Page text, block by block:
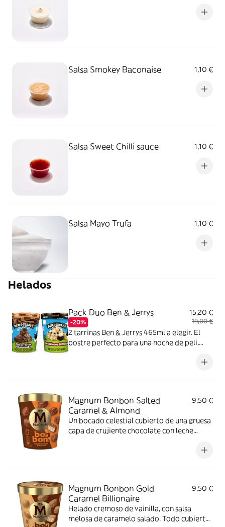
Salsa Smokey Baconaise 1,10 €
Salsa Sweet Chilli sauce 1,10 €
Salsa Mayo Trufa 1,10 €
Helados
Pack Duo Ben & Jerrys
-20%
15,20 €
19,00 €
2 tarrinas Ben & Jerrys 465ml a elegir. El
postre perfecto para una noche de peli,
Magnum Bonbon Salted
Caramel & Almond
9,50 €
Un bocado celestial cubierto de una gruesa
capa de crujiente chocolate con leche
tostadas. Descubre el cremoso helado de
Magnum Bonbon Gold
Caramel Billionaire
9,50 €
Helado cremoso de vainilla, con salsa
melosa de caramelo salado. Todo cubierto